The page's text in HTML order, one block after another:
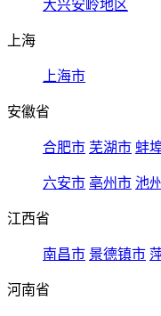
大兴安岭地区
上海
上海市
安徽省
合肥市 芜湖市 蚌
六安市 亳州市 池
江西省
南昌市 景德镇市
河南省